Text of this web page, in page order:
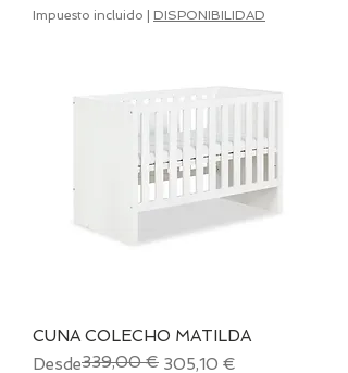
Impuesto incluido DISPONIBILIDAD
CUNA COLECHO MATILDA
Desde
Precio339,00 € 305,10 €
Precio de oferta